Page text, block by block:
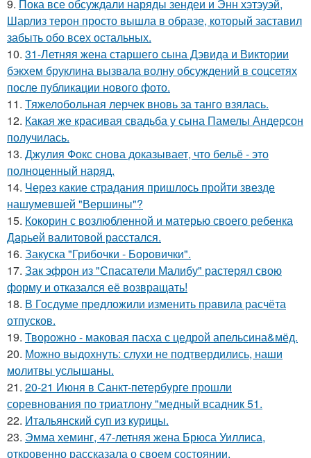
9. Пока все обсуждали наряды зендеи и Энн хэтэуэй,
Шарлиз терон просто вышла в образе, который заставил
забыть обо всех остальных.
10. 31-Летняя жена старшего сына Дэвида и Виктории
бэкхем бруклина вызвала волну обсуждений в соцсетях
после публикации нового фото.
11. Тяжелобольная лерчек вновь за танго взялась.
12. Какая же красивая свадьба у сына Памелы Андерсон
получилась.
13. Джулия Фокс снова доказывает, что бельё - это
полноценный наряд.
14. Через какие страдания пришлось пройти звезде
нашумевшей "Вершины"?
15. Кокорин с возлюбленной и матерью своего ребенка
Дарьей валитовой расстался.
16. Закуска "Грибочки - Боровички".
17. Зак эфрон из "Спасатели Малибу" растерял свою
форму и отказался её возвращать!
18. В Госдуме пpeдложили изменить пpaвила расчёта
отпусков.
19. Творожно - маковая пасха с цедрой апельсина&мёд.
20. Можно выдохнуть: слухи не подтвердились, наши
молитвы услышаны.
21. 20-21 Июня в Санкт-петербурге прошли
соревнования по триатлону "медный всадник 51.
22. Итальянский суп из курицы.
23. Эмма хеминг, 47-летняя жена Брюса Уиллиса,
откровенно рассказала о своем состоянии.